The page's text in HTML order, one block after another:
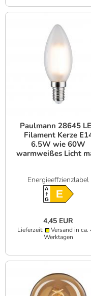
Paulmann 28645
Filament Kerze
6.5W wie 60W
warmweißes Licht
Energieeffzienzlabel
A
GE
4,45 EUR
Lieferzeit:
Versand in ca.
Werktagen